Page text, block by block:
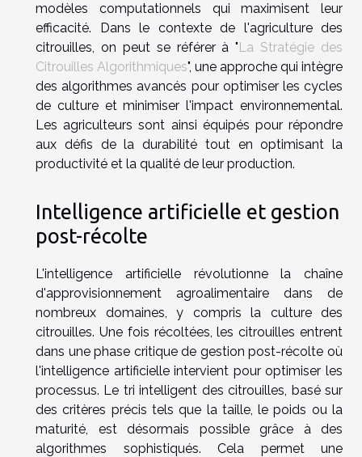
modèles computationnels qui maximisent leur
efficacité. Dans le contexte de l'agriculture des
citrouilles, on peut se référer à " La Stratégie des
Citrouilles Algorithmiques", une approche qui intègre
des algorithmes avancés pour optimiser les cycles
de culture et minimiser l'impact environnemental.
Les agriculteurs sont ainsi équipés pour répondre
aux défis de la durabilité tout en optimisant la
productivité et la qualité de leur production.
Intelligence artificielle et gestion
post-récolte
L'intelligence artificielle révolutionne la chaîne
d'approvisionnement agroalimentaire dans de
nombreux domaines, y compris la culture des
citrouilles. Une fois récoltées, les citrouilles entrent
dans une phase critique de gestion post-récolte où
l'intelligence artificielle intervient pour optimiser les
processus. Le tri intelligent des citrouilles, basé sur
des critères précis tels que la taille, le poids ou la
maturité, est désormais possible grâce à des
algorithmes sophistiqués. Cela permet une